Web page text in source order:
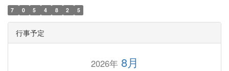
7 0 5 4 8 2 5
行事予定
2026年8月